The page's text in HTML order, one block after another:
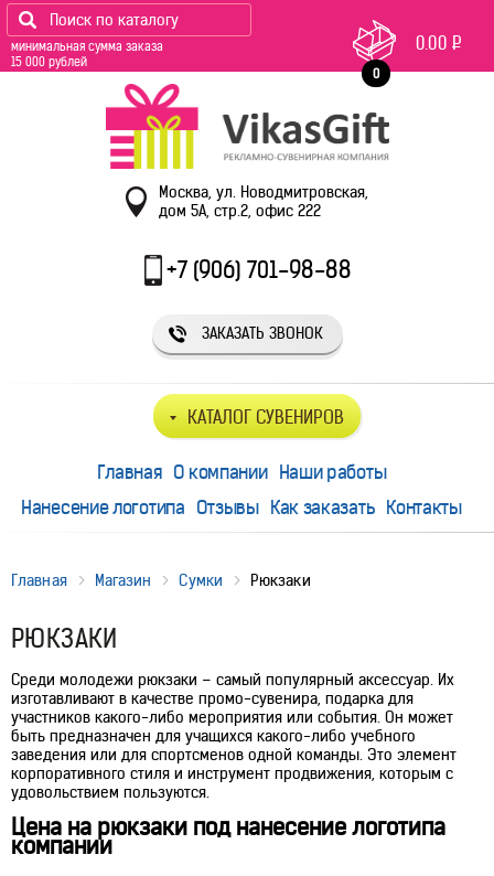
минимальная сумма заказа
15 000 рублей
0
0.00 Р
Москва, ул. Новодмитровская,
дом 5А, стр.2, офис 222
+7 (906) 701-98-88
ЗАКАЗАТЬ ЗВОНОК
КАТАЛОГ СУВЕНИРОВ
Главная О компании Наши работы
Нанесение логотипа Отзывы Как заказать Контакты
Главная Магазин Сумки Рюкзаки
РЮКЗАКИ
Среди молодежи рюкзаки – самый популярный аксессуар. Их
изготавливают в качестве промо-сувенира, подарка для
участников какого-либо мероприятия или события. Он может
быть предназначен для учащихся какого-либо учебного
заведения или для спортсменов одной команды. Это элемент
корпоративного стиля и инструмент продвижения, которым с
удовольствием пользуются.
Цена на рюкзаки под нанесение логотипа
компании